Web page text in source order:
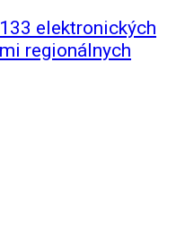
elektronických
regionálnych